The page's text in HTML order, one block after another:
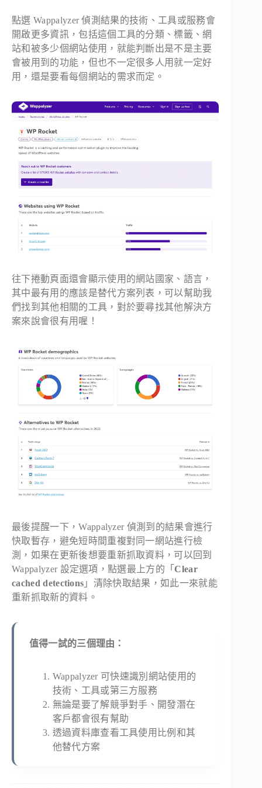
點選 Wappalyzer 偵測結果的技術、工具或服務會
開啟更多資訊，包括這個工具的分類、標籤、網
站和被多少個網站使用，就能判斷出是不是主要
會被用到的功能，但也不一定很多人用就一定好
用，還是要看每個網站的需求而定。
往下捲動頁面還會顯示使用的網站國家、語言，
其中最有用的應該是替代方案列表，可以幫助我
們找到其他相關的工具，對於要尋找其他解決方
案來說會很有用喔！
最後提醒一下，Wappalyzer 偵測到的結果會進行
快取暫存，避免短時間重複對同一網站進行檢
測，如果在更新後想要重新抓取資料，可以回到
Wappalyzer 設定選項，點選最上方的「Clear
cached detections 」清除快取結果，如此一來就能
重新抓取新的資料。
值得一試的三個理由：
Wappalyzer 可快速識別網站使用的
技術、工具或第三方服務
無論是要了解競爭對手、開發潛在
客戶都會很有幫助
透過資料庫查看工具使用比例和其
他替代方案